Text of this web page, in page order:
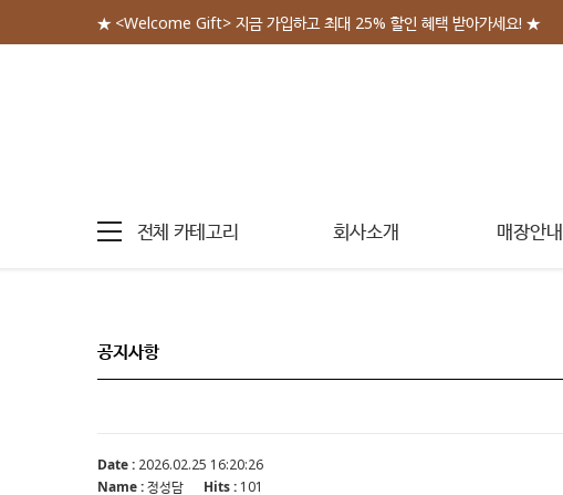
★ <Welcome Gift> 지금 가입하고 최대 25% 할인 혜택 받아가세요! ★
전체 카테고리 회사소개 매장안내
공지사항
Date :2026.02.25 16:20:26
Name :정성담 Hits :101